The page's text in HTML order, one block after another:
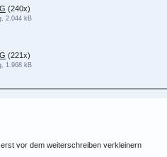
(240x)
2.044 kB
(221x)
1.968 kB
vor dem weiterschreiben verkleinern